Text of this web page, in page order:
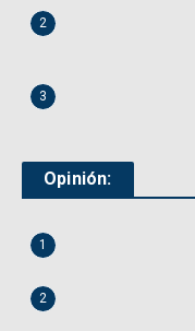
2
3
Opinión:
1
2